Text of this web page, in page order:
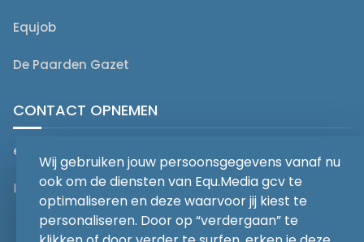
Equjob
De Paarden Gazet
CONTACT OPNEMEN
editorial@equmedia.be
Langendamdreef 22 9880 Aalter België
Wij gebruiken jouw persoonsgegevens vanaf nu
ook om de diensten van Equ.Media gcv te
optimaliseren en deze waarvoor jij kiest te
personaliseren. Door op “verdergaan” te